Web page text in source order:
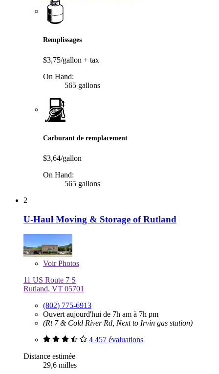
Remplissages
$3,75/gallon + tax
On Hand:
565 gallons
Carburant de remplacement
$3,64/gallon
On Hand:
565 gallons
2
U-Haul Moving & Storage of Rutland
VoirPhotos
11 US Route 7 S
Rutland, VT 05701
(802) 775-6913
Ouvert aujourd'hui de 7h am à 7h pm
(Rt 7 & Cold River Rd, Next to Irvin gas station)
4 457 évaluations
Distance estimée
29,6 milles